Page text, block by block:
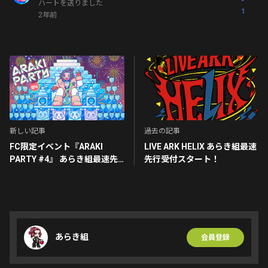
ハートを送りました
2年前
1
新しい記事
FC限定イベント『ARAKI
PARTY #4』 あらき組最速先
過去の記事
LIVE ARK HELIX あらき組最速
先行受付スタート！
あらき組 会員登録